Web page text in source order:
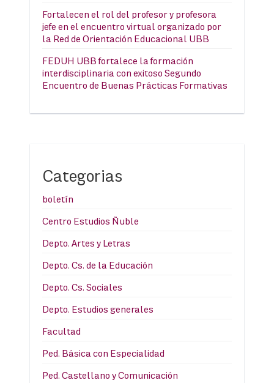
Fortalecen el rol del profesor y profesora
jefe en el encuentro virtual organizado por
la Red de Orientación Educacional UBB
FEDUH UBB fortalece la formación
interdisciplinaria con exitoso Segundo
Encuentro de Buenas Prácticas Formativas
Categorias
boletín
Centro Estudios Ñuble
Depto. Artes y Letras
Depto. Cs. de la Educación
Depto. Cs. Sociales
Depto. Estudios generales
Facultad
Ped. Básica con Especialidad
Ped. Castellano y Comunicación